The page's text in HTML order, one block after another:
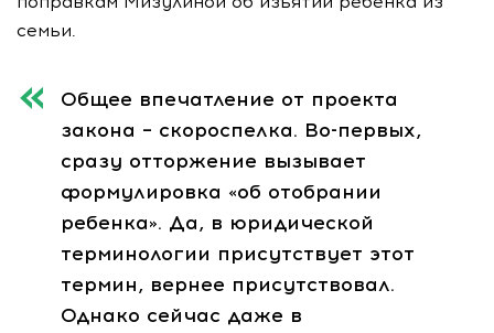
семьи.
Общее впечатление от проекта
закона – скороспелка. Во-первых,
сразу отторжение вызывает
формулировка «об отобрании
ребенка». Да, в юридической
терминологии присутствует этот
термин, вернее присутствовал.
Однако сейчас даже в